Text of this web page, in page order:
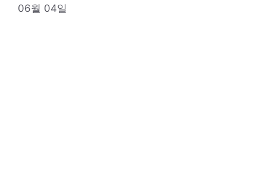
06월 04일